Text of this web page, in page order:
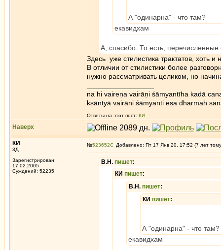
А "одинарна" - что там?
екавидхам
А, спасибо. То есть, перечисленные
Здесь уже стилистика трактатов, хоть и
В отличии от стилистики более
нужно рассматривать целиком, но
na hi vaireṇa vairāṇi śāmyantīha kadā
kṣāntyā vairāṇi śāmyanti eṣa dharmaḥ
Ответы на этот пост: КИ
Наверх
КИ
3Д
Зарегистрирован:
17.02.2005
Суждений: 52235
№523652 Добавлено: Пт 17 Янв 20, 17:52 (7 лет
В.Н. пишет:
КИ пишет:
В.Н. пишет:
КИ пишет:
А "одинарна" - что там?
екавидхам